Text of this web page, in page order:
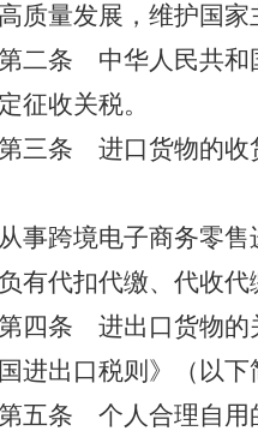
质量发展，维护国家
二条 中华人民共和
征收关税。
三条 进口货物的收
事跨境电子商务零
有代扣代缴、代收代
四条 进出口货物的
进出口税则》（以下
五条 个人合理自用